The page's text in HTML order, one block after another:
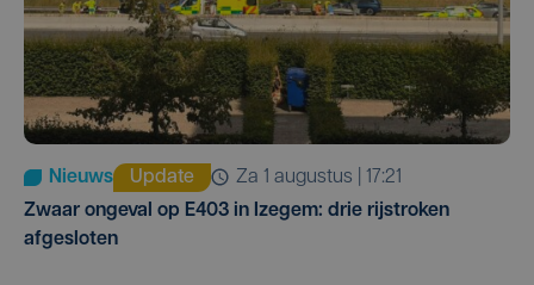
Nieuws Update
za 1 augustus | 17:21
Zwaar ongeval op E403 in Izegem: drie rijstroken
afgesloten